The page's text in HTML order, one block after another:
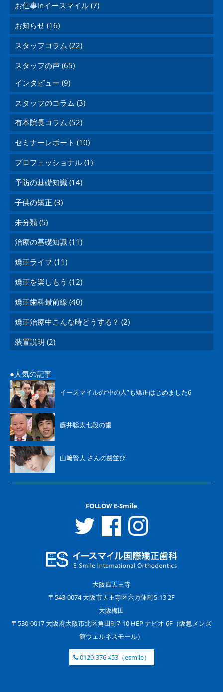
お仕事inイースマイル (7)
お知らせ (16)
スタッフコラム (22)
スタッフの声 (65)
インタビュー (9)
スタッフのコラム (3)
有本院長コラム (52)
セミナーレポート (10)
プロフェッショナル (1)
予防の基礎知識 (14)
子供の矯正 (3)
未分類 (5)
治療の基礎知識 (11)
矯正ライフ (11)
矯正を楽しもう (12)
矯正歯科最前線 (40)
矯正治療中こんな時どうする？ (2)
装置説明 (2)
人気の記事
イースマイルの“中の人”も矯正はじめました6
藤井聡太七段の歯
山﨑賢人 さんの歯並び
FOLLOW E-Smile
大阪四天王寺
〒543-0074 大阪市天王寺区六万体町5-13 2F
大阪梅田
〒530-0017 大阪府大阪市北区角田町7-10 HEP ナビオ 6F（阪急メンズ
館ウェルネスモール）
0120-376-453（esmile）